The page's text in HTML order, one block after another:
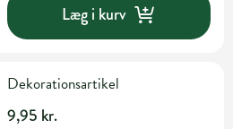
Læg i kurv
Dekorationsartikel
9,95 kr.